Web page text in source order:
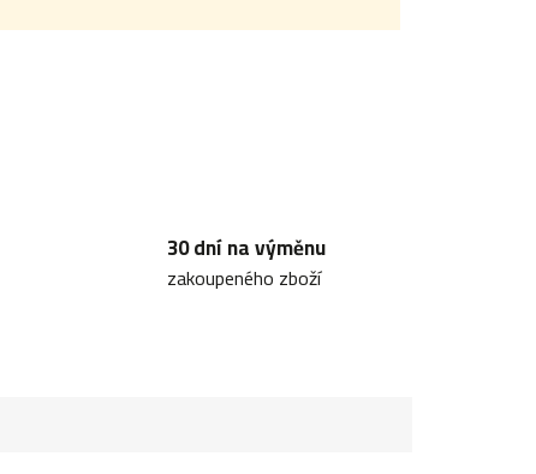
30 dní na výměnu
zakoupeného zboží